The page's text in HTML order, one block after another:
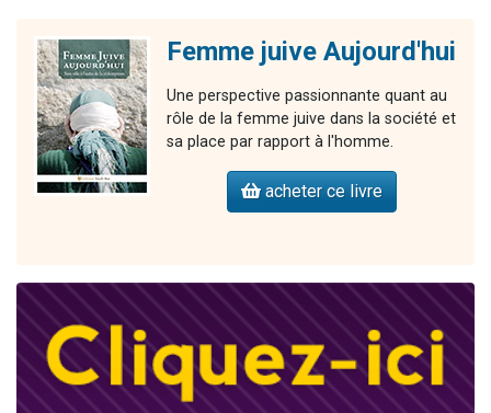
Femme juive Aujourd'hui
Une perspective passionnante quant au
rôle de la femme juive dans la société et
sa place par rapport à l'homme.
acheter ce livre